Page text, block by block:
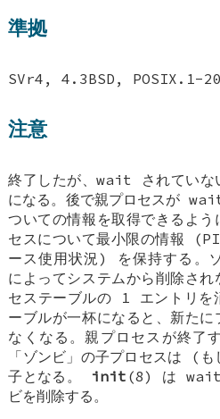
準拠
SVr4, 4.3BSD, POSIX.1-
注意
終了したが、wait されていな
になる。後で親プロセスが
ついての情報を取得できるよう
セスについて最小限の情報
ース使用状況) を保持する。
によってシステムから削除さ
セステーブルの 1 エントリを
ーブルが一杯になると、新た
なくなる。親プロセスが終了
「ゾンビ」の子プロセスは (
子となる。
init (8) は wait
ビを削除する。